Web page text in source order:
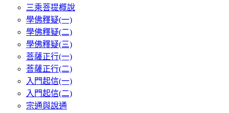
三乘菩提概說
學佛釋疑(一)
學佛釋疑(二)
學佛釋疑(三)
菩薩正行(一)
菩薩正行(二)
入門起信(一)
入門起信(二)
宗通與說通